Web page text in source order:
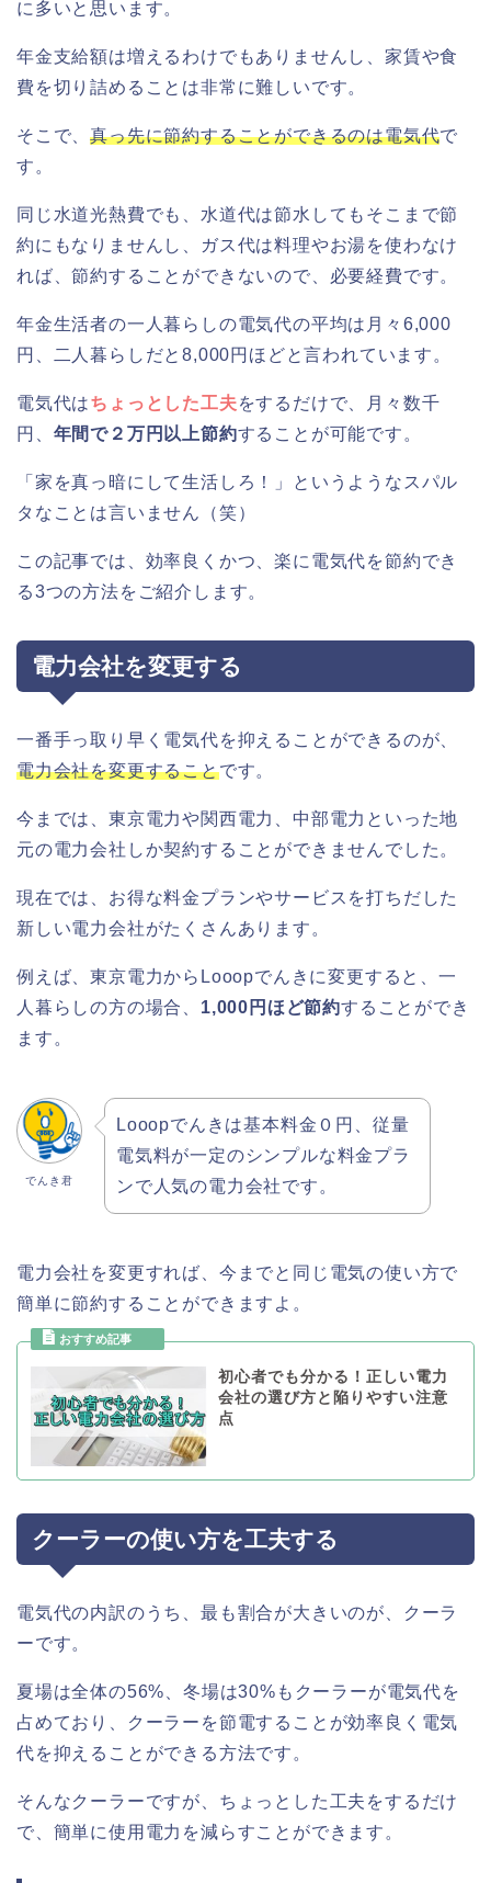
に多いと思います。
年金支給額は増えるわけでもありませんし、家賃や食
費を切り詰めることは非常に難しいです。
そこで、真っ先に節約することができるのは電気代で
す。
同じ水道光熱費でも、水道代は節水してもそこまで節
約にもなりませんし、ガス代は料理やお湯を使わなけ
れば、節約することができないので、必要経費です。
年金生活者の一人暮らしの電気代の平均は月々6,000
円、二人暮らしだと8,000円ほどと言われています。
電気代はちょっとした工夫をするだけで、月々数千
円、 年間で２万円以上節約することが可能です。
「家を真っ暗にして生活しろ！」というようなスパル
タなことは言いません（笑）
この記事では、効率良くかつ、楽に電気代を節約でき
る3つの方法をご紹介します。
電力会社を変更する
一番手っ取り早く電気代を抑えることができるのが、
電力会社を変更することです。
今までは、東京電力や関西電力、中部電力といった地
元の電力会社しか契約することができませんでした。
現在では、お得な料金プランやサービスを打ちだした
新しい電力会社がたくさんあります。
例えば、東京電力からLooopでんきに変更すると、一
人暮らしの方の場合、 1,000円ほど節約することができ
ます。
でんき君
Looopでんきは基本料金０円、従量
電気料が一定のシンプルな料金プラ
ンで人気の電力会社です。
電力会社を変更すれば、今までと同じ電気の使い方で
簡単に節約することができますよ。
初心者でも分かる！正しい電力
会社の選び方と陥りやすい注意
点
クーラーの使い方を工夫する
電気代の内訳のうち、最も割合が大きいのが、クーラ
ーです。
夏場は全体の56%、冬場は30%もクーラーが電気代を
占めており、クーラーを節電することが効率良く電気
代を抑えることができる方法です。
そんなクーラーですが、ちょっとした工夫をするだけ
で、簡単に使用電力を減らすことができます。